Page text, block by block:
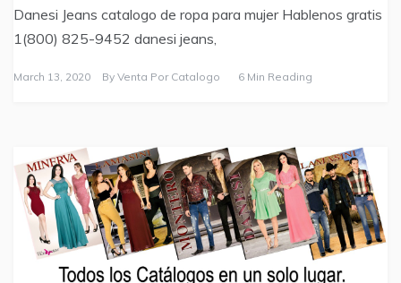
Danesi Jeans catalogo de ropa para mujer Hablenos gratis
1(800) 825-9452 danesi jeans,
March 13, 2020 By Venta Por Catalogo 6 Min Reading